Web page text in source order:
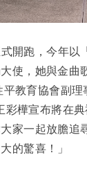
開跑，今年以
使，她與金
教育協會副
樺宣布將在
家一起放膽
的驚喜！」